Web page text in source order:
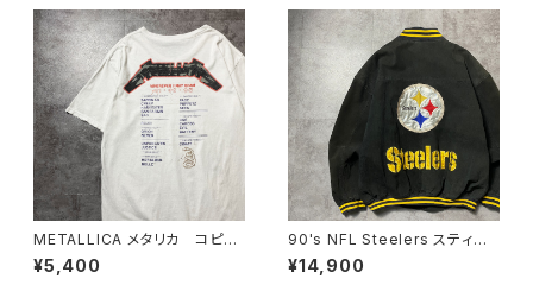
METALLICA メタリカ コピー
ライト2024 両面プリント ホワ
イト 白 Tシャツ バンドTee
¥5,400
90's NFL Steelers スティー
ラーズ バックロゴ ラインリ
ブ スタジャン レザージャケッ
¥14,900